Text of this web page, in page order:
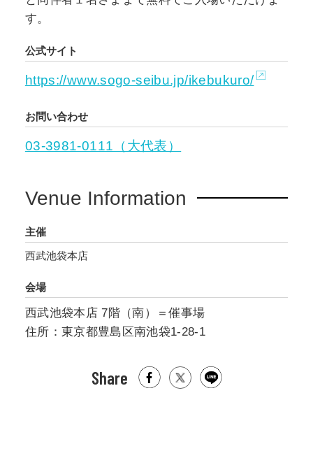
す。
公式サイト
https://www.sogo-seibu.jp/ikebukuro/
お問い合わせ
03-3981-0111（大代表）
Venue Information
主催
西武池袋本店
会場
西武池袋本店 7階（南）＝催事場
住所：東京都豊島区南池袋1-28-1
Share